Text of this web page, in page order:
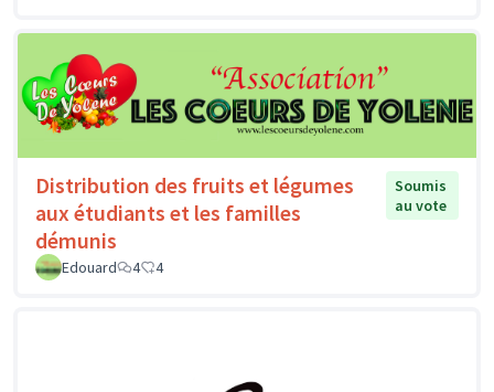
Distribution des fruits et légumes
aux étudiants et les familles
démunis
Soumis
au vote
Edouard 4 4